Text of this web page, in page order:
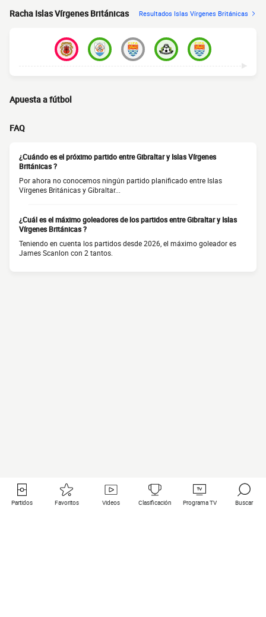
Racha Islas Vírgenes Británicas Resultados Islas Vírgenes Británicas
Apuesta a fútbol
FAQ
¿Cuándo es el próximo partido entre Gibraltar y Islas Vírgenes
Británicas ?
Por ahora no conocemos ningún partido planificado entre Islas
Vírgenes Británicas y Gibraltar...
¿Cuál es el máximo goleadores de los partidos entre Gibraltar y Islas
Vírgenes Británicas ?
Teniendo en cuenta los partidos desde 2026, el máximo goleador es
James Scanlon con 2 tantos.
Partidos Favoritos Videos Clasificación Programa TV Buscar